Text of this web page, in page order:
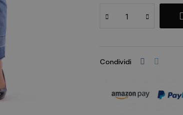
Condividi